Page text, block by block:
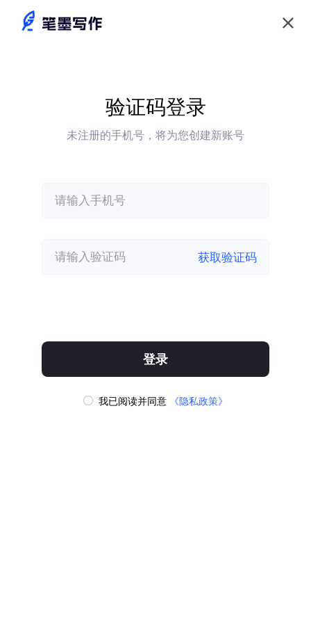
验证码登录
未注册的手机号，将为您创建新账号
获取验证码
登录
我已阅读并同意 《隐私政策》